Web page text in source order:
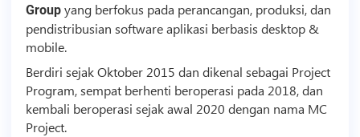
Groupyang berfokus pada perancangan, produksi, dan
pendistribusian software aplikasi berbasis desktop &
mobile.
Berdiri sejak Oktober 2015 dan dikenal sebagai Project
Program, sempat berhenti beroperasi pada 2018, dan
kembali beroperasi sejak awal 2020 dengan nama MC
Project.